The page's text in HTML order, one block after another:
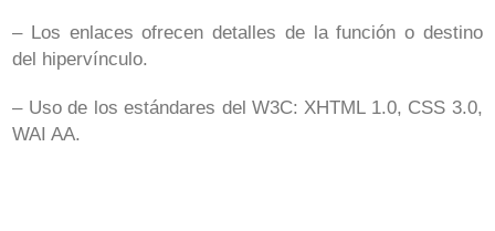
– Los enlaces ofrecen detalles de la función o destino
del hipervínculo.
– Uso de los estándares del W3C: XHTML 1.0, CSS 3.0,
WAI AA.